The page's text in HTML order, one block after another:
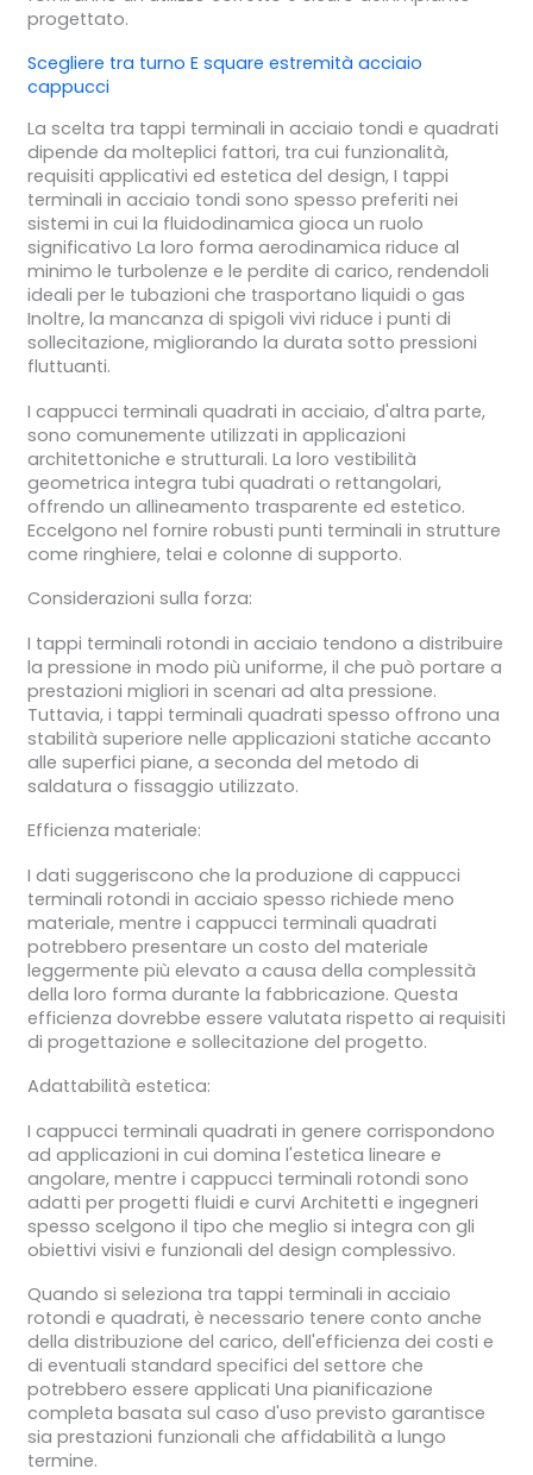
progettato.
Scegliere tra turno E square estremità acciaio
cappucci
La scelta tra tappi terminali in acciaio tondi e quadrati
dipende da molteplici fattori, tra cui funzionalità,
requisiti applicativi ed estetica del design, I tappi
terminali in acciaio tondi sono spesso preferiti nei
sistemi in cui la fluidodinamica gioca un ruolo
significativo La loro forma aerodinamica riduce al
minimo le turbolenze e le perdite di carico, rendendoli
ideali per le tubazioni che trasportano liquidi o gas
Inoltre, la mancanza di spigoli vivi riduce i punti di
sollecitazione, migliorando la durata sotto pressioni
fluttuanti.
I cappucci terminali quadrati in acciaio, d'altra parte,
sono comunemente utilizzati in applicazioni
architettoniche e strutturali. La loro vestibilità
geometrica integra tubi quadrati o rettangolari,
offrendo un allineamento trasparente ed estetico.
Eccelgono nel fornire robusti punti terminali in strutture
come ringhiere, telai e colonne di supporto.
Considerazioni sulla forza:
I tappi terminali rotondi in acciaio tendono a distribuire
la pressione in modo più uniforme, il che può portare a
prestazioni migliori in scenari ad alta pressione.
Tuttavia, i tappi terminali quadrati spesso offrono una
stabilità superiore nelle applicazioni statiche accanto
alle superfici piane, a seconda del metodo di
saldatura o fissaggio utilizzato.
Efficienza materiale:
I dati suggeriscono che la produzione di cappucci
terminali rotondi in acciaio spesso richiede meno
materiale, mentre i cappucci terminali quadrati
potrebbero presentare un costo del materiale
leggermente più elevato a causa della complessità
della loro forma durante la fabbricazione. Questa
efficienza dovrebbe essere valutata rispetto ai requisiti
di progettazione e sollecitazione del progetto.
Adattabilità estetica:
I cappucci terminali quadrati in genere corrispondono
ad applicazioni in cui domina l'estetica lineare e
angolare, mentre i cappucci terminali rotondi sono
adatti per progetti fluidi e curvi Architetti e ingegneri
spesso scelgono il tipo che meglio si integra con gli
obiettivi visivi e funzionali del design complessivo.
Quando si seleziona tra tappi terminali in acciaio
rotondi e quadrati, è necessario tenere conto anche
della distribuzione del carico, dell'efficienza dei costi e
di eventuali standard specifici del settore che
potrebbero essere applicati Una pianificazione
completa basata sul caso d'uso previsto garantisce
sia prestazioni funzionali che affidabilità a lungo
termine.